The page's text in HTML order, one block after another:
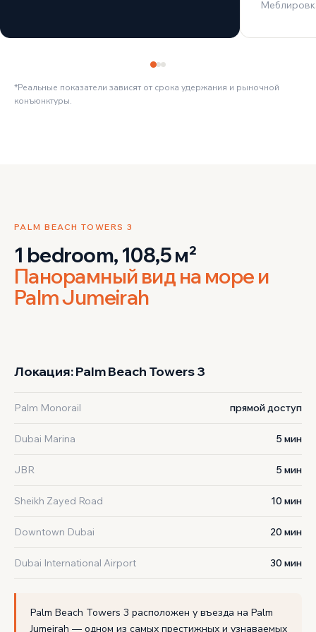
*Реальные показатели зависят от срока удержания и рыночной
конъюнктуры.
PALM BEACH TOWERS 3
1 bedroom, 108,5 м²
Панорамный вид на море и
Palm Jumeirah
Локация: Palm Beach Towers 3
Palm Monorail прямой доступ
Dubai Marina 5 мин
JBR 5 мин
Sheikh Zayed Road 10 мин
Downtown Dubai 20 мин
Dubai International Airport 30 мин
Palm Beach Towers 3 расположен у въезда на Palm
Jumeirah — одном из самых престижных и узнаваемых